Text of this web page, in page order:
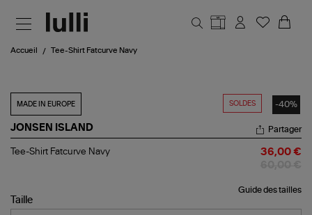
Accueil Tee-Shirt Fatcurve Navy
SOLDES -40%
MADE IN EUROPE
JONSEN ISLAND
Tee-
Partager
Tee-Shirt Fatcurve Navy 36,00 €
Guide des tailles
Taille